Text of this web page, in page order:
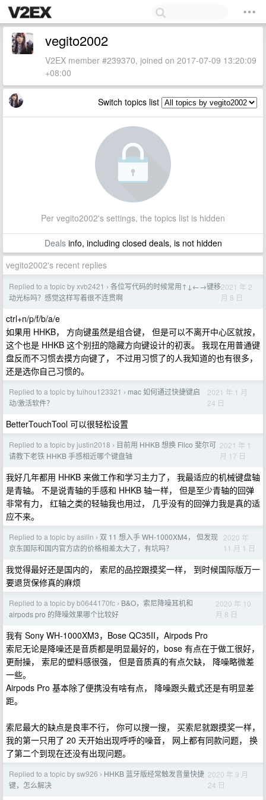
vegito2002
V2EX member #239370, joined on 2017-07-09 13:20:09
+08:00
Switch topics list
Per vegito2002's settings, the topics list is hidden
Dealsinfo, including closed deals, is not hidden
vegito2002's recent replies
Replied to a topic by xvb2421 › 各位写代码的时候常用↑↓←→键移
动光标吗？感觉这样写着很不连贯啊
2021 年 2
月 8 日
ctrl+n/p/f/b/a/e
如果用 HHKB， 方向键虽然是组合键， 但是可以不离开中心区就按，
这个也是 HHKB 这个别扭的隐藏方向键设计的初衷。 我现在用普通键
盘反而不习惯去摸方向键了， 不过用习惯了的人我知道的也有很多，
还是选你自己习惯的。
Replied to a topic by tuihou123321 › mac 如何通过快捷键启
动/激活软件？
2021 年 1 月
24 日
BetterTouchTool 可以很轻松设置
Replied to a topic by justin2018 › 目前用 HHKB 想换 Filco 斐尔可
请教下老铁 HHKB 手感相近哪个键盘轴
2021 年 1
月 17 日
我好几年都用 HHKB 来做工作和学习主力了， 我最适应的机械键盘轴
是青轴。 不是说青轴的手感和 HHKB 轴一样， 但是至少青轴的回弹
非常有力， 红轴之类的轻轴我也用过， 几乎没有的回弹力我是真的适
应不来。
Replied to a topic by asilin › 双 11 想入手 WH-1000XM4， 但发现
京东国际和国内官方店的价格相差太大了，有坑吗？
2020 年
11 月 1 日
我觉得最好还是国内的， 索尼的品控跟摸奖一样， 到时候国际版万一
要退货保修真的麻烦
Replied to a topic by b0644170fc › B&O，索尼降噪耳机和
airpods pro 的降噪效果哪个比较好
2020 年 10
月 8 日
我有 Sony WH-1000XM3，Bose QC35II，Airpods Pro
索尼无论是降噪还是音质都是明显最好的，bose 有点在于做工很好，
更耐操， 索尼的塑料感很强， 但是音质真的有点欠缺， 降噪略微差
一些。
Airpods Pro 基本除了便携没有啥有点， 降噪跟头戴式还是有明显差
距。
索尼最大的缺点是良率不行， 你可以搜一搜， 买索尼就跟摸奖一样，
我的第一只用了 20 天开始出现呼呼的噪音， 网上都有同款问题， 换
了第二个到现在还没有出现问题。
Replied to a topic by sw926 › HHKB 蓝牙版经常触发音量快捷
键，怎么解决
2020 年 9 月
24 日